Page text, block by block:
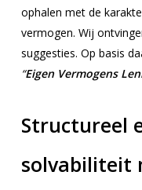
ophalen met de
vermogen. Wij
suggesties. Op basis
“Eigen Vermogens
Structureel
solvabiliteit